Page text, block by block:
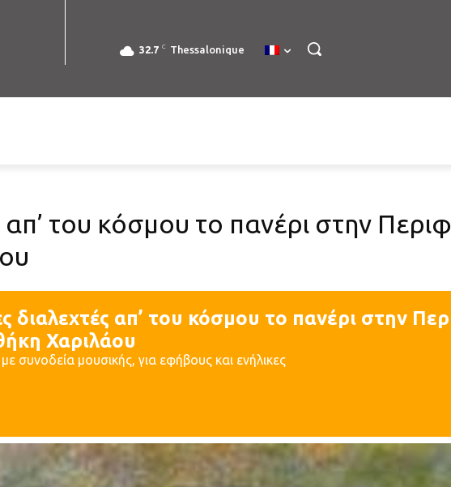
32.7 C Thessalonique
απ’ του κόσμου το πανέρι στην
διαλεχτές απ’ του κόσμου το πανέρι στην
Χαριλάου
συνοδεία μουσικής, για εφήβους και ενήλικες